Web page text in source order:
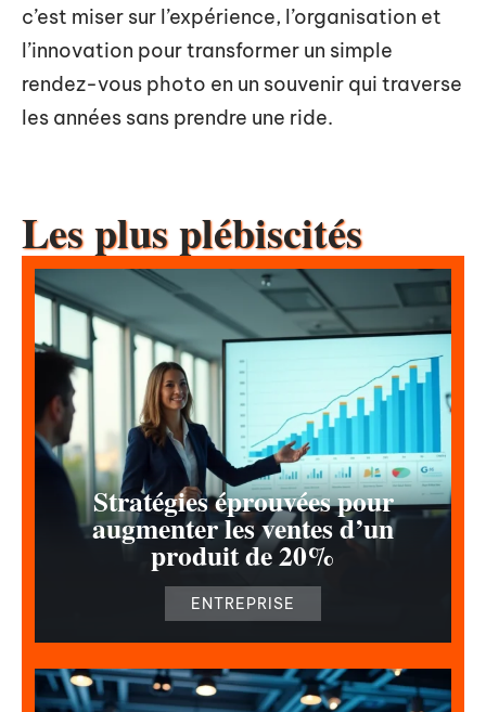
c’est miser sur l’expérience, l’organisation et
l’innovation pour transformer un simple
rendez-vous photo en un souvenir qui traverse
les années sans prendre une ride.
Les plus plébiscités
Stratégies éprouvées pour
augmenter les ventes d’un
produit de 20%
ENTREPRISE